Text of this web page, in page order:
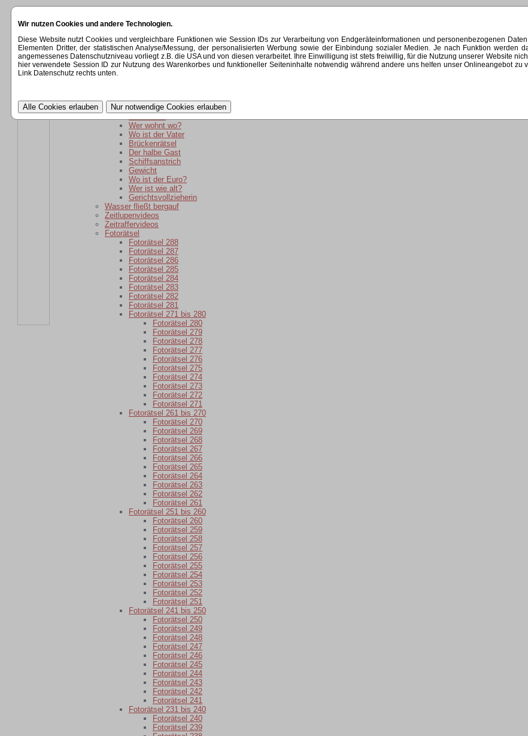
Wir nutzen Cookies und andere Technologien.
Diese Website nutzt Cookies und vergleichbare Funktionen wie Session IDs zur Verarbeitung von Endgeräteinformationen und personenbezogenen
Elementen Dritter, der statistischen Analyse/Messung, der personalisierten Werbung sowie der Einbindung sozialer Medien. Je nach Funktion
angemessenes Datenschutzniveau vorliegt z.B. die USA und von diesen verarbeitet. Ihre Einwilligung ist stets freiwillig, für die Nutzung unserer Website
hier verwendete Session ID zur Nutzung des Warenkorbes und funktioneller Seiteninhalte notwendig während andere uns helfen unser Onlineangebot
Link Datenschutz rechts unten.
Kategorien
Rätsel
Rätsel für daheim gebliebene
Wer ist wie alt?
wer ist weiter weg?
kaputte Sicherung
Kartoffelsackrätsel
Wer wohnt wo?
Wo ist der Vater
Brückenrätsel
Der halbe Gast
Schiffsanstrich
Gewicht
Wo ist der Euro?
Wer ist wie alt?
Gerichtsvollzieherin
Wasser fließt bergauf
Zeitlupenvideos
Zeitraffervideos
Fotorätsel
Fotorätsel 288
Fotorätsel 287
Fotorätsel 286
Fotorätsel 285
Fotorätsel 284
Fotorätsel 283
Fotorätsel 282
Fotorätsel 281
Fotorätsel 271 bis 280
Fotorätsel 280
Fotorätsel 279
Fotorätsel 278
Fotorätsel 277
Fotorätsel 276
Fotorätsel 275
Fotorätsel 274
Fotorätsel 273
Fotorätsel 272
Fotorätsel 271
Fotorätsel 261 bis 270
Fotorätsel 270
Fotorätsel 269
Fotorätsel 268
Fotorätsel 267
Fotorätsel 266
Fotorätsel 265
Fotorätsel 264
Fotorätsel 263
Fotorätsel 262
Fotorätsel 261
Fotorätsel 251 bis 260
Fotorätsel 260
Fotorätsel 259
Fotorätsel 258
Fotorätsel 257
Fotorätsel 256
Fotorätsel 255
Fotorätsel 254
Fotorätsel 253
Fotorätsel 252
Fotorätsel 251
Fotorätsel 241 bis 250
Fotorätsel 250
Fotorätsel 249
Fotorätsel 248
Fotorätsel 247
Fotorätsel 246
Fotorätsel 245
Fotorätsel 244
Fotorätsel 243
Fotorätsel 242
Fotorätsel 241
Fotorätsel 231 bis 240
Fotorätsel 240
Fotorätsel 239